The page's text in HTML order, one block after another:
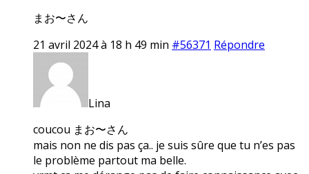
まお〜さん
21 avril 2024 à 18 h 49 min #56371 Répondre
Lina
coucou まお〜さん
mais non ne dis pas ça.. je suis sûre que tu n’es pas
le problème partout ma belle.